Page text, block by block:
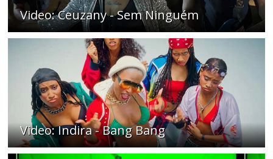
Video: Ceuzany - Sem Ninguém
Video: Indira - Bang Bang